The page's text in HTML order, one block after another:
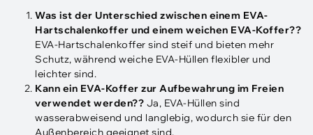
Was ist der Unterschied zwischen einem EVA-
Hartschalenkoffer und einem weichen EVA-Koffer??
EVA-Hartschalenkoffer sind steif und bieten mehr
Schutz, während weiche EVA-Hüllen flexibler und
leichter sind.
Kann ein EVA-Koffer zur Aufbewahrung im Freien
verwendet werden?? Ja, EVA-Hüllen sind
wasserabweisend und langlebig, wodurch sie für den
Außenbereich geeignet sind.